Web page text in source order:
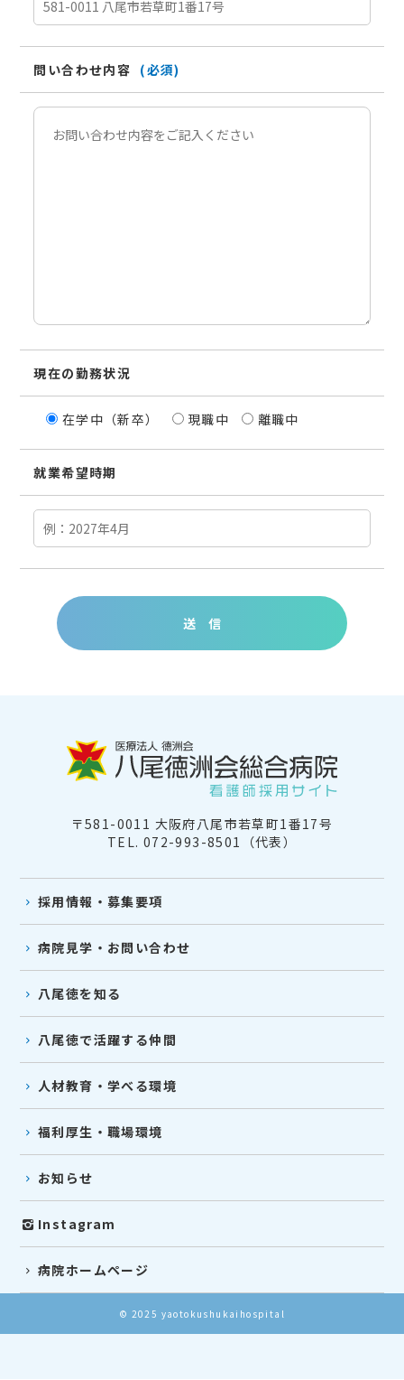
問い合わせ内容 (必須)
現在の勤務状況
在学中（新卒） 現職中 離職中
就業希望時期
〒581-0011 大阪府八尾市若草町1番17号
TEL. 072-993-8501（代表）
採用情報・募集要項
病院見学・お問い合わせ
八尾徳を知る
八尾徳で活躍する仲間
人材教育・学べる環境
福利厚生・職場環境
お知らせ
Instagram
病院ホームページ
© 2025 yaotokushukaihospital